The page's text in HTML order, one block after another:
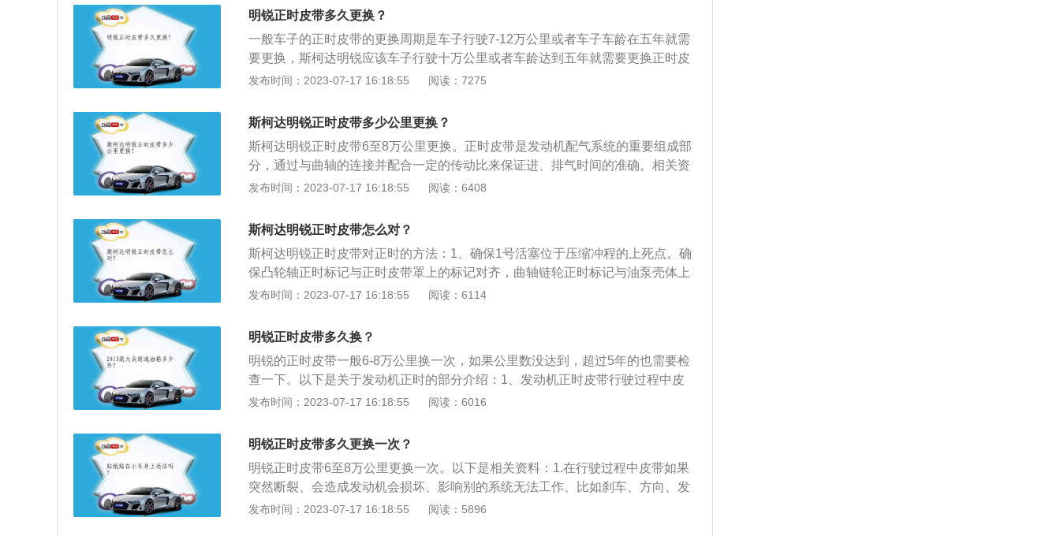
的周期内定期更换正时皮带及附件，更换周期则随着发动机的结构不同而有所不
同，正常车辆在行驶到6万-10万公里时应该更换，具体的更换周期应该以车辆的
保养手册说明为准。正时皮带的作用：发动机正时皮带的主要作用是驱动发动机
的配气机构使引擎进、排气门在适当的时候开启或关闭，以保证发动机气缸能够
正常地吸气和排气。
明锐正时皮带多久更换？
一般车子的正时皮带的更换周期是车子行驶7-12万公里或者车子车龄在五年就需
要更换，斯柯达明锐应该车子行驶十万公里或者车龄达到五年就需要更换正时皮
带。关于正时齿轮的相关信息如下：1、简介：正时齿轮是在机械装置中对完成
对完成机械功能存在顺序关系的局部体系都引入了正时齿轮。2、传动方式：正
时齿轮的三种传动方式：链条传动、齿带传动、齿轮传动。
发布时间：2023-07-17 16:18:55 阅读：7275
斯柯达明锐正时皮带多少公里更换？
斯柯达明锐正时皮带6至8万公里更换。正时皮带是发动机配气系统的重要组成部
分，通过与曲轴的连接并配合一定的传动比来保证进、排气时间的准确。相关资
料如下：1、斯柯达明锐搭载1.5L自然吸气发动机，最大马力是113ps，最大功率
前悬架使用麦弗逊式独立悬架，后悬架使用扭力梁式非独立悬架，长宽高分别为
4675mm、1814mm、1460mm，轴距为2686mm。
发布时间：2023-07-17 16:18:55 阅读：6408
斯柯达明锐正时皮带怎么对？
斯柯达明锐正时皮带对正时的方法：1、确保1号活塞位于压缩冲程的上死点。确
保凸轮轴正时标记与正时皮带罩上的标记对齐，曲轴链轮正时标记与油泵壳体上
的标记对齐。2、将正时皮带到安装曲轴链轮上，然后经由左侧凸轮轴链轮到右
后面读出。3、松开正时皮带张紧器螺母。举升并支撑汽车。安装中间正时皮带
罩，确保曲轴传感器线束正确布线。4、顺时针转动曲轴大约2圈，直到曲轴减振
器上的黄色标记与下部正时皮带罩上的“0”标记对齐。拆下下部正时皮带罩上的塑
料检修门。拧紧正时皮带张紧器螺母到规范值。5、顺时针转动曲轴60度，直到
曲轴减振器上的白色标记与下部正时皮带罩上的“0”标记对齐。确保凸轮轴正时标
发布时间：2023-07-17 16:18:55 阅读：6114
明锐正时皮带多久换？
明锐的正时皮带一般6-8万公里换一次，如果公里数没达到，超过5年的也需要检
查一下。以下是关于发动机正时的部分介绍：1、发动机正时皮带行驶过程中皮
带如果突然断裂，会造成发动机会损坏、影响别的系统无法工作，比如刹车、方
推荐的长，但车主也不能完全放松，当车辆行驶8万公里时，就应该考虑更换正
时皮带。
发布时间：2023-07-17 16:18:55 阅读：6016
明锐正时皮带多久更换一次？
明锐正时皮带6至8万公里更换一次。以下是相关资料：1.在行驶过程中皮带如果
突然断裂、会造成发动机会损坏、影响别的系统无法工作、比如刹车、方向、发
电等等。影响刹车制动效果（没有刹车真空）机械方向（方向基本上打不动）严
发布时间：2023-07-17 16:18:55 阅读：5896